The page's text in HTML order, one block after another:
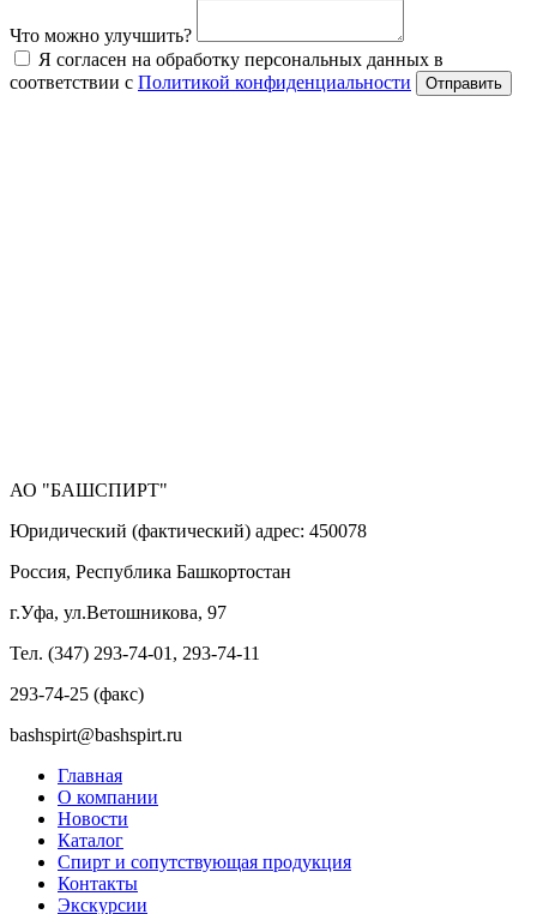
Что можно улучшить?
Я согласен на обработку персональных данных в
соответствии с Политикой конфиденциальности Отправить
АО "БАШСПИРТ"
Юридический (фактический) адрес: 450078
Россия, Республика Башкортостан
г.Уфа, ул.Ветошникова, 97
Тел. (347) 293-74-01, 293-74-11
293-74-25 (факс)
bashspirt@bashspirt.ru
Главная
О компании
Новости
Каталог
Спирт и сопутствующая продукция
Контакты
Экскурсии